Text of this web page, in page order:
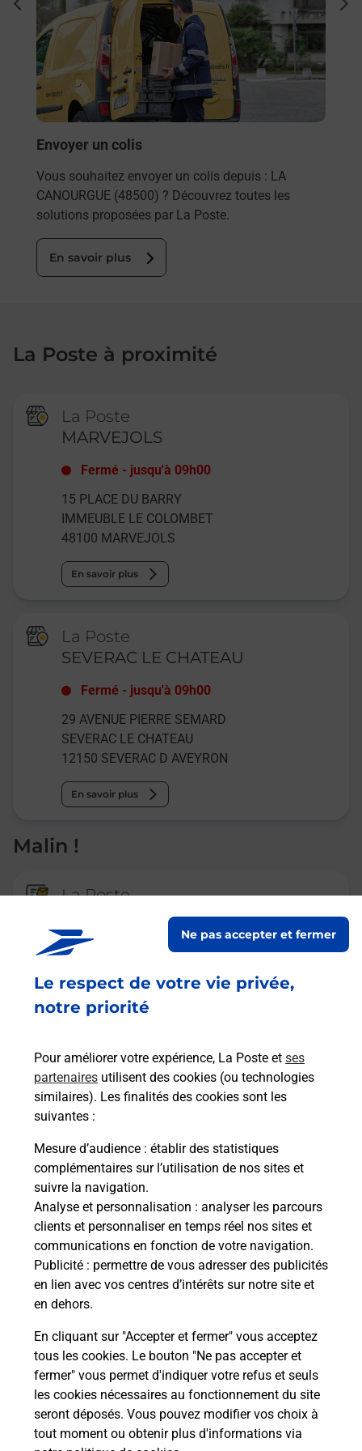
Le respect de votre vie privée,
notre priorité
Pour améliorer votre expérience, La Poste et ses
partenaires utilisent des cookies (ou technologies
similaires). Les finalités des cookies sont les
suivantes :
Mesure d’audience : établir des statistiques
complémentaires sur l’utilisation de nos sites et
suivre la navigation.
Analyse et personnalisation : analyser les parcours
clients et personnaliser en temps réel nos sites et
communications en fonction de votre navigation.
Publicité : permettre de vous adresser des publicités
en lien avec vos centres d’intérêts sur notre site et
en dehors.
En cliquant sur "Accepter et fermer" vous acceptez
tous les cookies. Le bouton "Ne pas accepter et
fermer" vous permet d'indiquer votre refus et seuls
les cookies nécessaires au fonctionnement du site
seront déposés. Vous pouvez modifier vos choix à
tout moment ou obtenir plus d'informations via
Ne pas accepter et fermer
Envoyer un colis
Vous souhaitez envoyer un colis depuis : LA
CANOURGUE (48500) ? Découvrez toutes les
solutions proposées par La Poste.
En savoir plus
La Poste à proximité
La Poste
MARVEJOLS
Fermé - jusqu'à 09h00
15 PLACE DU BARRY
IMMEUBLE LE COLOMBET
48100 MARVEJOLS
En savoir plus
La Poste
SEVERAC LE CHATEAU
Fermé - jusqu'à 09h00
29 AVENUE PIERRE SEMARD
SEVERAC LE CHATEAU
12150 SEVERAC D AVEYRON
En savoir plus
Malin !
La Poste
En savoir plus
Recherchez un autre point de contact
Quel réseau utilise La Poste Mobile ?
Est-ce que je peux garder mon
numéro de mobile gratuitement ?
Est-ce que je peux bénéficier de la 5G
avec La Poste Mobile ?
Est-ce que je peux utiliser mon forfait
à l’étranger avec La Poste Mobile ?
Est-ce que je peux payer mon iPhone